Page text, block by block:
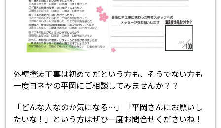
外壁塗装工事は初めてだという方も、そうでない方も
一度ヨネヤの平岡にご相談してみませんか？？
「どんな人なのか気になる…」「平岡さんにお願いし
たいな！」という方はぜひ一度お問合せくださいね！